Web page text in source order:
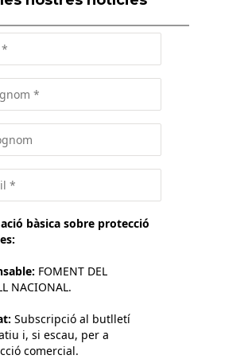
bàsica sobre protecció
FOMENT DEL
NACIONAL.
Subscripció al butlletí
i, si escau, per a
comercial.